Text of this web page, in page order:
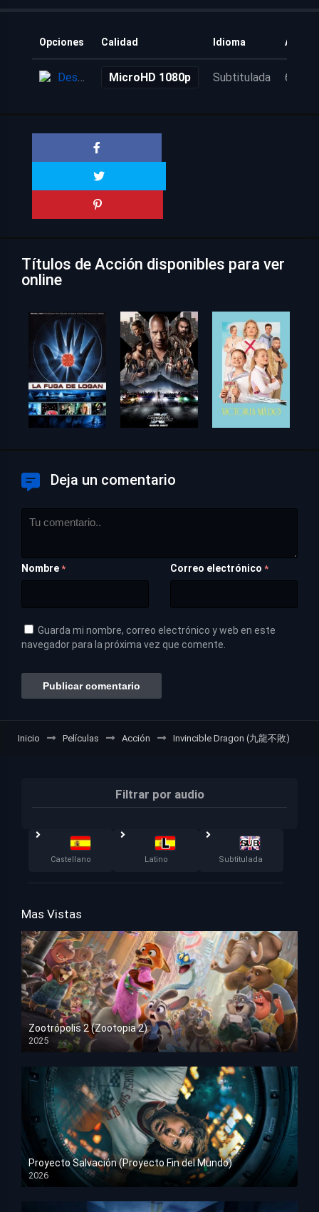
Opciones Calidad Idioma
Descarga MicroHD 1080p Subtitulada 6 años
Títulos de Acción disponibles para ver
online
Deja un comentario
Nombre * Correo electrónico *
Guarda mi nombre, correo electrónico y web en este
navegador para la próxima vez que comente.
Inicio Películas Acción Invincible Dragon (九龍不敗)
Filtrar por audio
Castellano Latino Subtitulada
Mas Vistas
Zootrópolis 2 (Zootopia 2)
2025
HD 1080p
Proyecto Salvación (Proyecto Fin del Mundo)
2026
HD 1080p